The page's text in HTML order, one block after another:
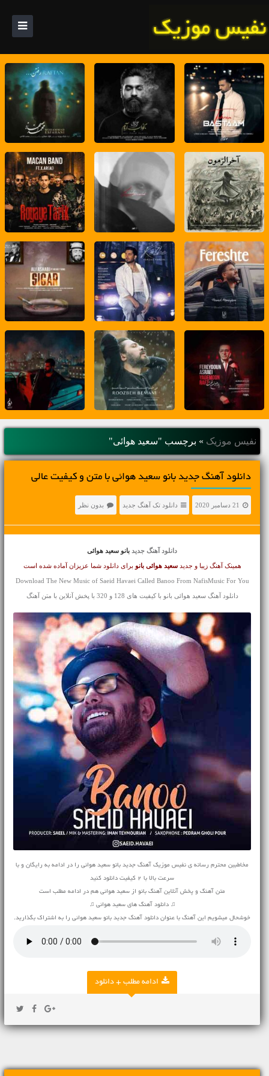
نفیس موزیک » برچسب "سعید هوائی"
دانلود آهنگ جديد بانو سعید هوائی با متن و کیفیت عالی
21 دسامبر 2020 دانلود تک آهنگ جدید بدون نظر
دانلود آهنگ جدید بانو سعید هوائی
همینک آهنگ زیبا و جدیدسعید هوائی بانو برای دانلود شما عزیزان آماده شده است
Download The New Music of Saeid Havaei Called Banoo From NafisMusic For You
دانلود آهنگ سعید هوائی بانو با کیفیت های 128 و 320 با پخش آنلاین با متن آهنگ
مخاطبین محترم رسانه ی نفیس موزیک آهنگ جدید بانو سعید هوائی را در ادامه به رایگان و با
سرعت بالا با 2 کیفیت دانلود کنید
متن آهنگ و پخش آنلاین آهنگ بانو از سعید هوائی هم در ادامه مطلب است
♫ دانلود آهنگ های سعید هوائی ♫
خوشحال میشویم این آهنگ با عنوان دانلود آهنگ جدید بانو سعید هوائی را به اشتراک بگذارید.
ادامه مطلب + دانلود